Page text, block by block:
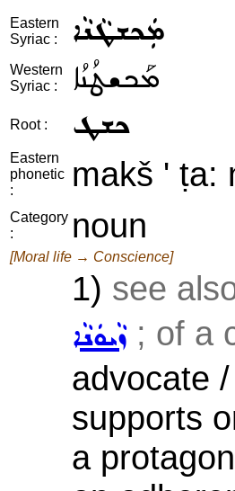
Eastern
Syriac :
ܡܲܟܫܛܵܢܵܐ
Western
Syriac :
ܡܰܟܫܛܳܢܳܐ
Root : ܟܫܛ
Eastern
phonetic
:
makš ' ṭa:
Category
:
noun
[Moral life → Conscience]
1) see
ܙܵܝܘܿܢܵܐ; of a
advocate
supports
a